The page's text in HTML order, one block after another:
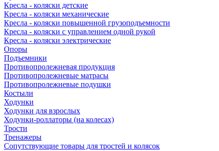
Кресла - коляски детские
Кресла - коляски механические
Кресла - коляски повышенной грузоподъемности
Кресла - коляски с управлением одной рукой
Кресла - коляски электрические
Опоры
Подъемники
Противопролежневая продукция
Противопролежневые матрасы
Противопролежневые подушки
Костыли
Ходунки
Ходунки для взрослых
Ходунки-роллаторы (на колесах)
Трости
Тренажеры
Сопутствующие товары для тростей и колясок